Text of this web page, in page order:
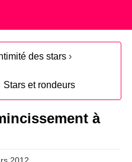
des stars ›
Stars et rondeurs
à